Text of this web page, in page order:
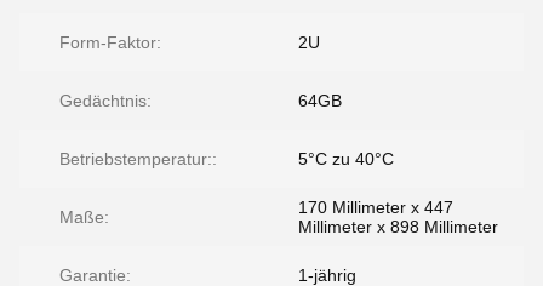
Form-Faktor: 2U
Gedächtnis: 64GB
Betriebstemperatur:: 5°C zu 40°C
Maße:
170 Millimeter x 447
Millimeter x 898 Millimeter
Garantie: 1-jährig